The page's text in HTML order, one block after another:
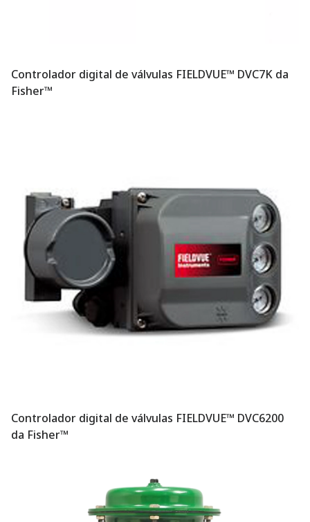
Controlador digital de válvulas FIELDVUE™ DVC7K da
Fisher™
Controlador digital de válvulas FIELDVUE™ DVC6200
da Fisher™